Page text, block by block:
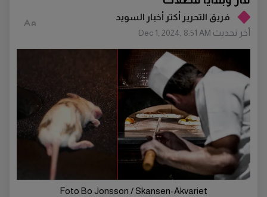
فريق التحرير أكتر أخبار السويد
أخر تحديث Dec 1, 2024, 8:51 AM
Foto Bo Jonsson / Skansen-Akvariet